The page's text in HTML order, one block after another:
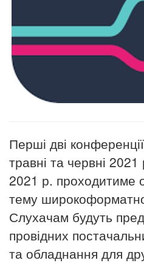
Перші дві
травні та червні
2021 р. проходитиме
тему
Слухачам будуть
провідних
та обладнання для